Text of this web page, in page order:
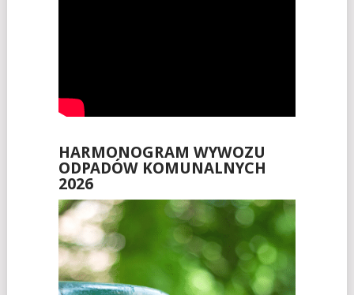
HARMONOGRAM WYWOZU
ODPADÓW KOMUNALNYCH
2026